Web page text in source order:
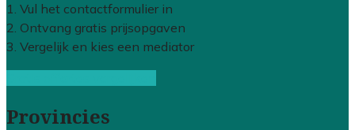
1. Vul het contactformulier in
2. Ontvang gratis prijsopgaven
3. Vergelijk en kies een mediator
Provincies